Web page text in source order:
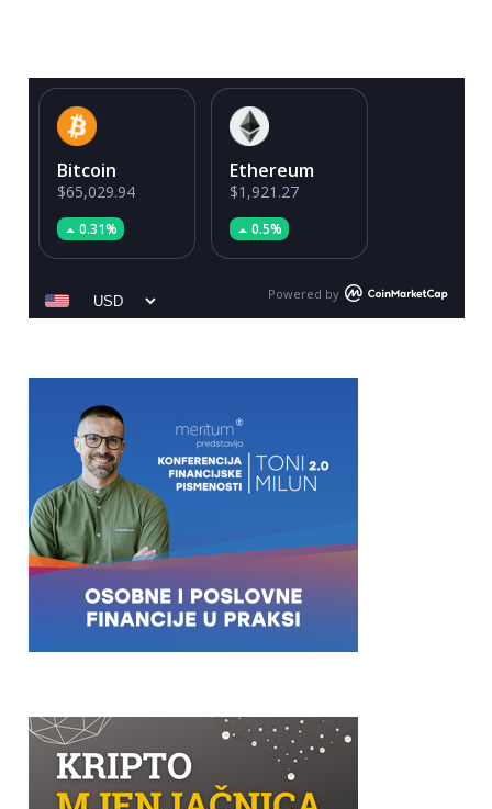
Bitcoin
$65,029.94
0.31%
Ethereum
$1,921.27
0.5%
Powered by